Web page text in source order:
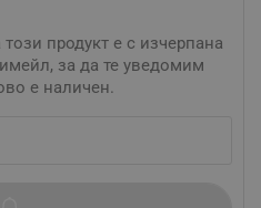
продукт е с изчерпана
за да те уведомим
е наличен.